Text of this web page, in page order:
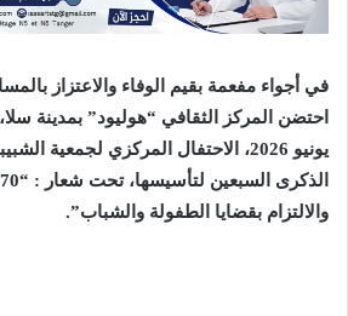
في أجواء مفعمة بقيم الوفاء والاعتزاز
يونيو 2026، الاحتفال المركزي لجمعية
والالتزام بقضايا الطفولة والشباب”.